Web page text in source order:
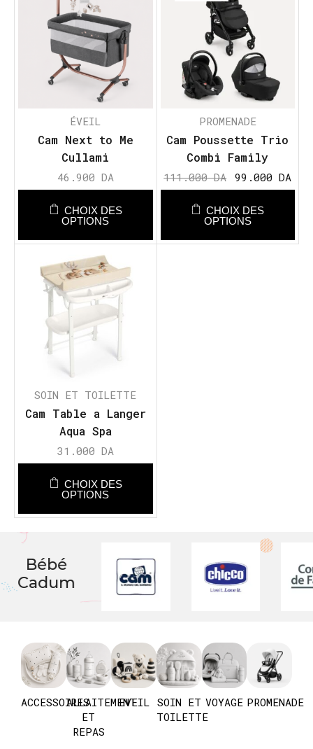
ÉVEIL
Cam Next to Me
Cullami
46.900 DA
CHOIX DES
OPTIONS
PROMENADE
Cam Poussette Trio
Combi Family
111.000DA 99.000DA
CHOIX DES
OPTIONS
SOIN ET TOILETTE
Cam Table a Langer
Aqua Spa
31.000 DA
CHOIX DES
OPTIONS
Bébé
Cadum
ACCESSOIRESALLAITEMENT
ET
REPAS
EVEIL SOIN ET
TOILETTE
VOYAGE PROMENADE